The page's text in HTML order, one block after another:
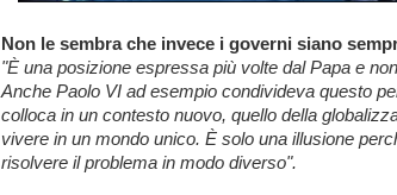
Non le sembra che invece i governi siano
"È una posizione espressa più volte dal Papa e
Anche Paolo VI ad esempio condivideva questo
colloca in un contesto nuovo, quello della
vivere in un mondo unico. È solo una illusione
risolvere il problema in modo diverso".